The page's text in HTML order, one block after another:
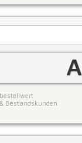
Bestandskunden